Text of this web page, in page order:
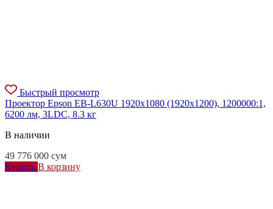
Быстрый просмотр
Проектор Epson EB-L630U 1920x1080 (1920x1200), 1200000:1,
6200 лм, 3LDC, 8.3 кг
В наличии
49 776 000 сум
Купить В корзину